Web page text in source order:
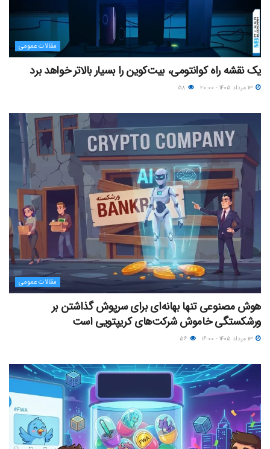
مقالات عمومی
یک نقشه راه کوانتومی، بیت‌کوین را بسیار بالاتر خواهد برد
مقالات عمومی
هوش مصنوعی تنها بهانه‌ای برای سرپوش گذاشتن بر
ورشکستگی خاموش شرکت‌های کریپتویی است